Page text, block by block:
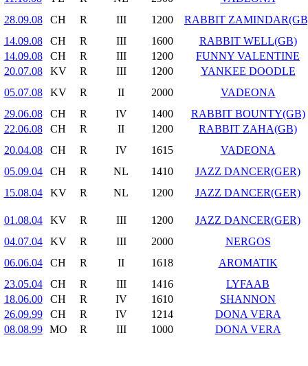
28.09.08
CH R III 1200
RABBIT
14.09.08
CH R III 1600
RABBIT WELL(GB)
14.09.08
CH R III 1200
FUNNY VALENTINE
20.07.08
KV R III 1200
YANKEE DOODLE
05.07.08
KV R II 2000
VADEONA
29.06.08
CH R IV 1400
RABBIT BOUNTY(GB)
22.06.08
CH R II 1200
RABBIT ZAHA(GB)
20.04.08
CH R IV 1615
VADEONA
05.09.04
CH R NL 1410
JAZZ DANCER(GER)
15.08.04
KV R NL 1200 JAZZ DANCER(GER)
01.08.04 KV R III 1200
JAZZ DANCER(GER)
04.07.04
KV R III 2000
NERGOS
06.06.04
CH R II 1618
AROMATIK
23.05.04
CH R III 1416
LYFAAB
18.06.00
CH R IV 1610
SHANNON
26.09.99
CH R IV 1214
DONA VERA
08.08.99
MO R III 1000 DONA VERA